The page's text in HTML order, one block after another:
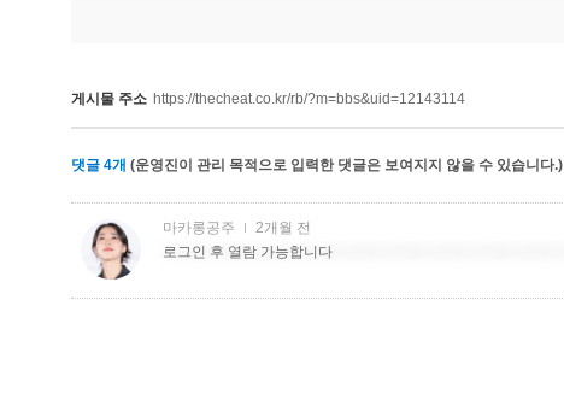
게시물 주소 https://thecheat.co.kr/rb/?m=bbs&uid=12143114
댓글 4개 (운영진이 관리 목적으로 입력한 댓글은 보여지지 않을 수 있습니다.)